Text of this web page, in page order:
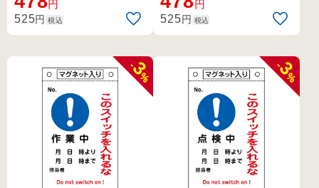
円
525円 税込
円
525円 税込
-
3
%
-
3
%